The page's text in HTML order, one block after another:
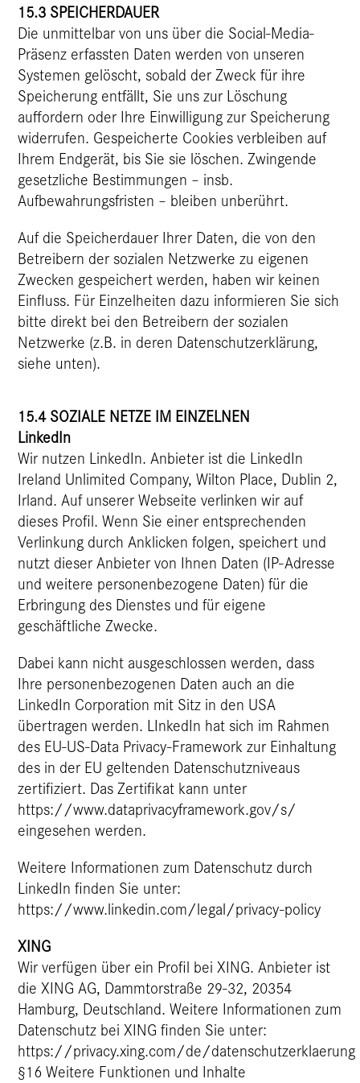
15.3 SPEICHERDAUER
Die unmittelbar von uns über die Social-Media-
Präsenz erfassten Daten werden von unseren
Systemen gelöscht, sobald der Zweck für ihre
Speicherung entfällt, Sie uns zur Löschung
auffordern oder Ihre Einwilligung zur Speicherung
widerrufen. Gespeicherte Cookies verbleiben auf
Ihrem Endgerät, bis Sie sie löschen. Zwingende
gesetzliche Bestimmungen – insb.
Aufbewahrungsfristen – bleiben unberührt.
Auf die Speicherdauer Ihrer Daten, die von den
Betreibern der sozialen Netzwerke zu eigenen
Zwecken gespeichert werden, haben wir keinen
Einfluss. Für Einzelheiten dazu informieren Sie sich
bitte direkt bei den Betreibern der sozialen
Netzwerke (z.B. in deren Datenschutzerklärung,
siehe unten).
15.4 SOZIALE NETZE IM EINZELNEN
LinkedIn
Wir nutzen LinkedIn. Anbieter ist die LinkedIn
Ireland Unlimited Company, Wilton Place, Dublin 2,
Irland. Auf unserer Webseite verlinken wir auf
dieses Profil. Wenn Sie einer entsprechenden
Verlinkung durch Anklicken folgen, speichert und
nutzt dieser Anbieter von Ihnen Daten (IP-Adresse
und weitere personenbezogene Daten) für die
Erbringung des Dienstes und für eigene
geschäftliche Zwecke.
Dabei kann nicht ausgeschlossen werden, dass
Ihre personenbezogenen Daten auch an die
LinkedIn Corporation mit Sitz in den USA
übertragen werden. LInkedIn hat sich im Rahmen
des EU-US-Data Privacy-Framework zur Einhaltung
des in der EU geltenden Datenschutzniveaus
zertifiziert. Das Zertifikat kann unter
https://www.dataprivacyframework.gov/s/
eingesehen werden.
Weitere Informationen zum Datenschutz durch
LinkedIn finden Sie unter:
https://www.linkedin.com/legal/privacy-policy
XING
Wir verfügen über ein Profil bei XING. Anbieter ist
die XING AG, Dammtorstraße 29-32, 20354
Hamburg, Deutschland. Weitere Informationen zum
Datenschutz bei XING finden Sie unter:
https://privacy.xing.com/de/datenschutzerklaerung
§16 Weitere Funktionen und Inhalte